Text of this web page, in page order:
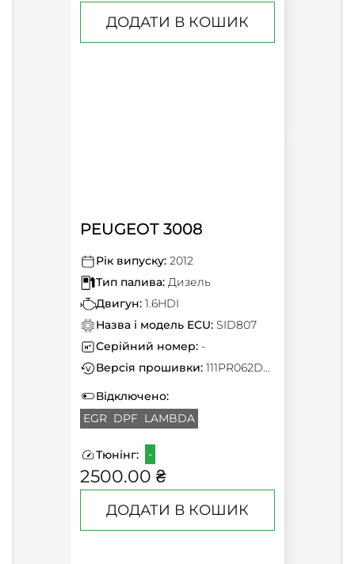
ДОДАТИ В КОШИК
PEUGEOT 3008
Рік випуску: 2012
Тип палива: Дизель
Двигун: 1.6HDI
Назва і модель ECU: SID807
Серійний номер: -
Версія прошивки:
111PR062D000000
Відключено:
EGR DPF LAMBDA
Тюнінг: -
2500.00 ₴
ДОДАТИ В КОШИК